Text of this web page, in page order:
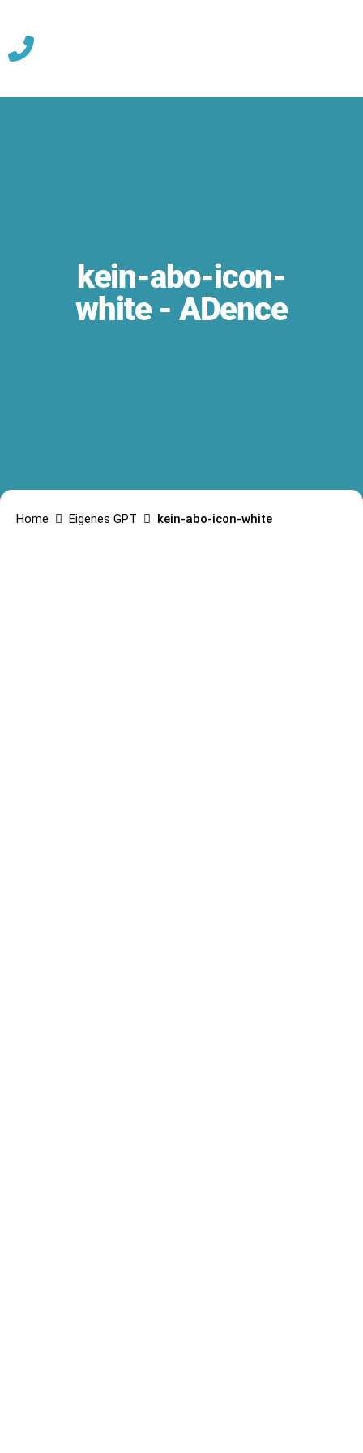
Skip
kein-abo-icon-
white - ADence
Home Eigenes GPT kein-abo-icon-white